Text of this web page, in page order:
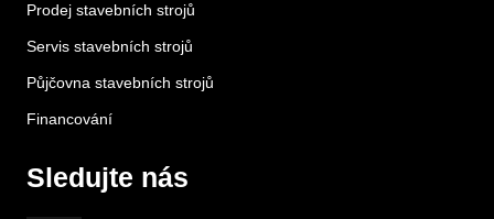
Prodej stavebních strojů
Servis stavebních strojů
Půjčovna stavebních strojů
Financování
Sledujte nás